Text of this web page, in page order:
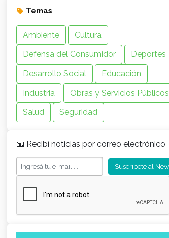
Temas
Ambiente
Cultura
Defensa del Consumidor
Deportes
Desarrollo Social
Educación
Industria
Obras y Servicios Públicos
Salud
Seguridad
📧 Recibí noticias por correo electrónico